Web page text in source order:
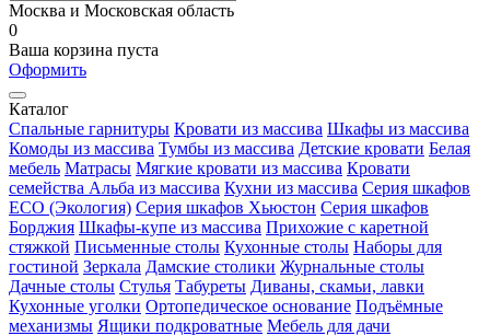
Москва и Московская область
0
Ваша корзина пуста
Оформить
Каталог
Спальные гарнитуры Кровати из массива Шкафы из массива
Комоды из массива Тумбы из массива Детские кровати Белая
мебель Матрасы Мягкие кровати из массива Кровати
семейства Альба из массива Кухни из массива Серия шкафов
ECO (Экология) Серия шкафов Хьюстон Серия шкафов
Борджия Шкафы-купе из массива Прихожие с каретной
стяжкой Письменные столы Кухонные столы Наборы для
гостиной Зеркала Дамские столики Журнальные столы
Дачные столы Стулья Табуреты Диваны, скамьи, лавки
Кухонные уголки Ортопедическое основание Подъёмные
механизмы Ящики подкроватные Мебель для дачи